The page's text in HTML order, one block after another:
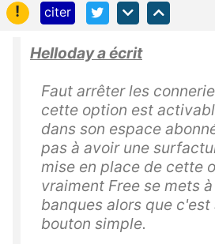
!
citer
Helloday a écrit
Faut arrêter les
cette option est
dans son espace
pas à avoir une
mise en place de cette
vraiment Free se mets
banques alors que c'est
bouton simple.